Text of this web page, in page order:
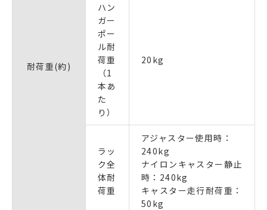
耐荷重(約)
ハン
ガー
ポー
ル耐
荷重
（1
本あ
た
り）
20kg
ラッ
ク全
体耐
荷重
アジャスター使用時：
240kg
ナイロンキャスター静止
時：240kg
キャスター走行耐荷重：
50kg